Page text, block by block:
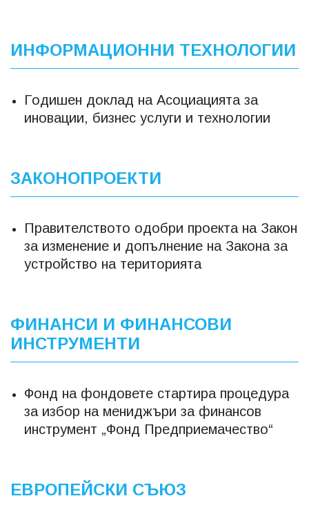
ИНФОРМАЦИОННИ ТЕХНОЛОГИИ
Годишен доклад на Асоциацията за
иновации, бизнес услуги и технологии
ЗАКОНОПРОЕКТИ
Правителството одобри проекта на Закон
за изменение и допълнение на Закона за
устройство на територията
ФИНАНСИ И ФИНАНСОВИ
ИНСТРУМЕНТИ
Фонд на фондовете стартира процедура
за избор на мениджъри за финансов
инструмент „Фонд Предприемачество“
ЕВРОПЕЙСКИ СЪЮЗ